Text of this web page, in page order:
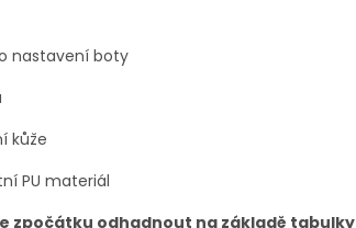
nastavení boty
kůže
PU materiál
zpočátku odhadnout na základě tabulky